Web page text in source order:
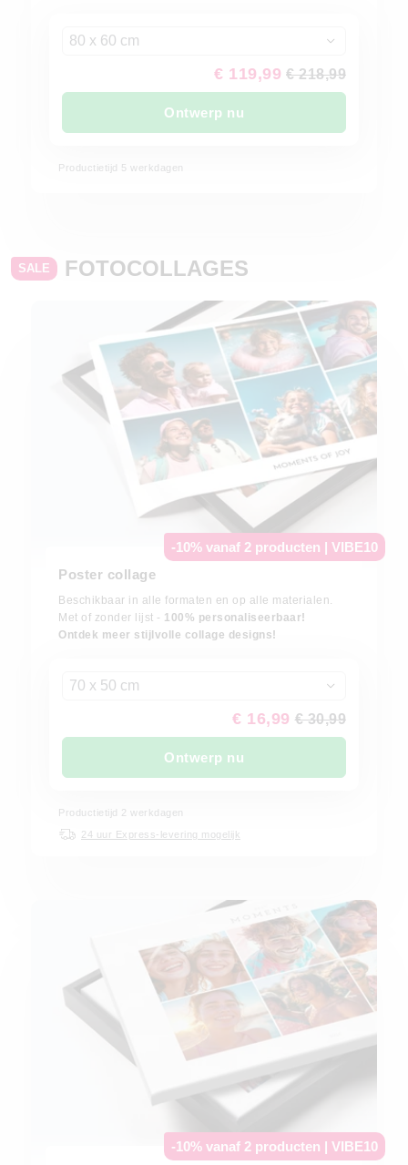
80 x 60 cm
€ 119,99 € 218,99
Ontwerp nu
Productietijd 5 werkdagen
SALE FOTOCOLLAGES
-10% vanaf 2 producten | VIBE10
Poster collage
Beschikbaar in alle formaten en op alle materialen.
Met of zonder lijst - 100% personaliseerbaar!
Ontdek meer stijlvolle collage designs!
70 x 50 cm
€ 16,99 € 30,99
Ontwerp nu
Productietijd 2 werkdagen
24 uur Express-levering mogelijk
-10% vanaf 2 producten | VIBE10